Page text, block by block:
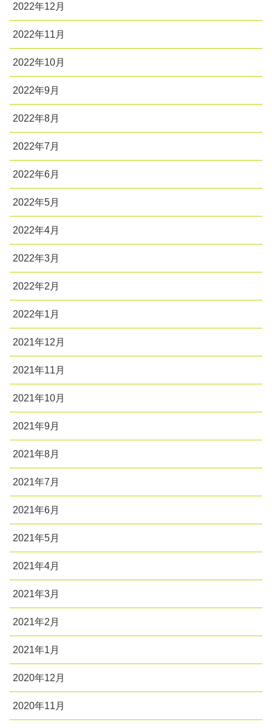
2022年12月
2022年11月
2022年10月
2022年9月
2022年8月
2022年7月
2022年6月
2022年5月
2022年4月
2022年3月
2022年2月
2022年1月
2021年12月
2021年11月
2021年10月
2021年9月
2021年8月
2021年7月
2021年6月
2021年5月
2021年4月
2021年3月
2021年2月
2021年1月
2020年12月
2020年11月